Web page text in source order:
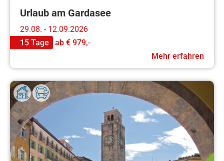
Urlaub am Gardasee
29.08. - 12.09.2026
15 Tage
ab € 979,-
Mehr erfahren